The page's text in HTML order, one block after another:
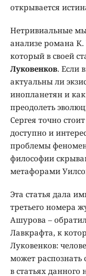
открывается
Нетривиальные
анализе романа К.
который в своей
Луковенков. Если
актуальны ли
инопланетян и
преодолеть
Сергея точно
доступно и
проблемы
философии
метафорами
Эта статья дала
третьего номера
Ашурова –
Лавкрафта, к
Луковенков:
может распознать
в статьях